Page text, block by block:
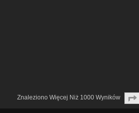
Znaleziono Więcej Niż 1000 Wyników